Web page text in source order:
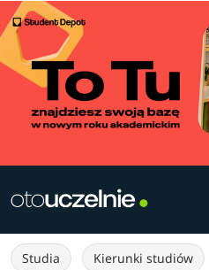
Studia Kierunki studiów